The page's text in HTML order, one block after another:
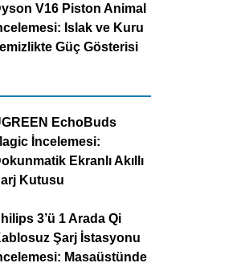
V16 Piston Animal
Islak ve Kuru
Güç Gösterisi
EchoBuds
İncelemesi:
Ekranlı Akıllı
Kutusu
3’ü 1 Arada Qi
Şarj İstasyonu
Masaüstünde